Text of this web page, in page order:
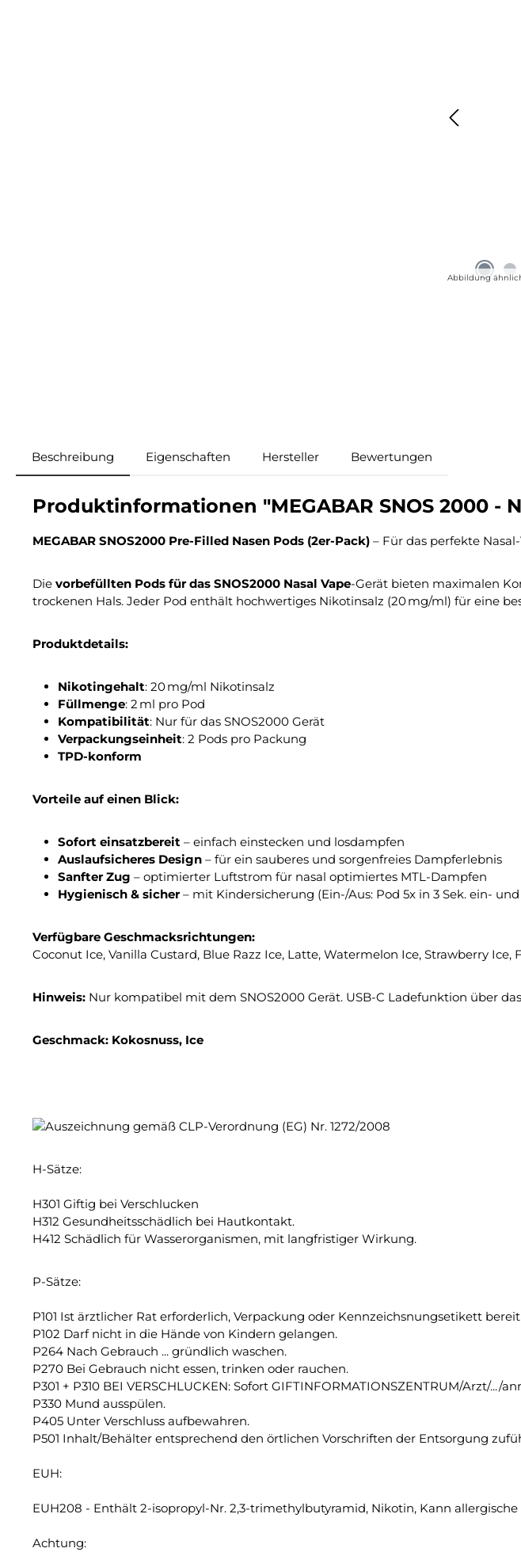
Abbildung
Beschreibung Eigenschaften Hersteller Bewertungen
Produktinformationen "MEGABAR SNOS 2000 -
MEGABAR SNOS2000 Pre-Filled Nasen Pods (2er-Pack) – Für das perfekte
Die vorbefüllten Pods für das SNOS2000 Nasal Vape-Gerät bieten maximalen
trockenen Hals. Jeder Pod enthält hochwertiges Nikotinsalz (20 mg/ml) für eine
Produktdetails:
Nikotingehalt: 20 mg/ml Nikotinsalz
Füllmenge: 2 ml pro Pod
Kompatibilität: Nur für das SNOS2000 Gerät
Verpackungseinheit: 2 Pods pro Packung
TPD-konform
Vorteile auf einen Blick:
Sofort einsatzbereit – einfach einstecken und losdampfen
Auslaufsicheres Design – für ein sauberes und sorgenfreies Dampferlebnis
Sanfter Zug – optimierter Luftstrom für nasal optimiertes MTL-Dampfen
Hygienisch & sicher– mit Kindersicherung (Ein-/Aus: Pod 5x in 3 Sek. ein-
Verfügbare Geschmacksrichtungen:
Coconut Ice, Vanilla Custard, Blue Razz Ice, Latte, Watermelon Ice, Strawberry Ice,
Hinweis: Nur kompatibel mit dem SNOS2000 Gerät. USB-C Ladefunktion über
Geschmack: Kokosnuss, Ice
H-Sätze:
H301 Giftig bei Verschlucken
H312 Gesundheitsschädlich bei Hautkontakt.
H412 Schädlich für Wasserorganismen, mit langfristiger Wirkung.
P-Sätze:
P101 Ist ärztlicher Rat erforderlich, Verpackung oder Kennzeichsnungsetikett
P102 Darf nicht in die Hände von Kindern gelangen.
P264 Nach Gebrauch ... gründlich waschen.
P270 Bei Gebrauch nicht essen, trinken oder rauchen.
P301 + P310 BEI VERSCHLUCKEN: Sofort GIFTINFORMATIONSZENTRUM/Arzt/.../
P330 Mund ausspülen.
P405 Unter Verschluss aufbewahren.
P501 Inhalt/Behälter entsprechend den örtlichen Vorschriften der Entsorgung
EUH:
EUH208 - Enthält 2-isopropyl-Nr. 2,3-trimethylbutyramid, Nikotin, Kann
Achtung: